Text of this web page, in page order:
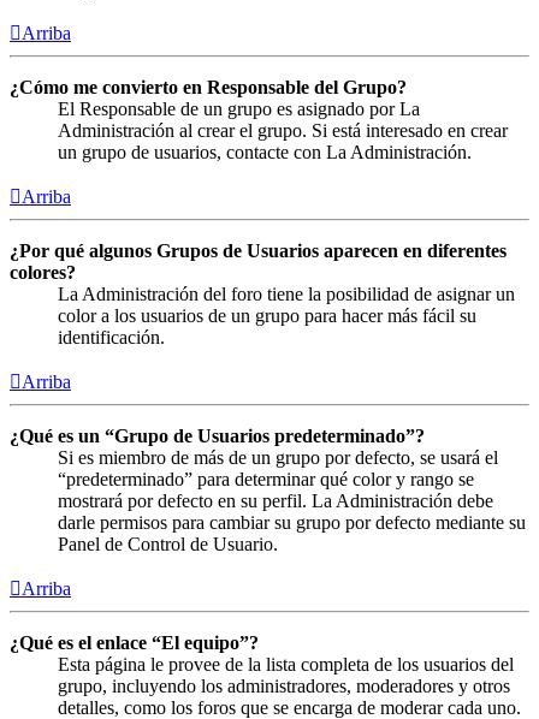
Arriba
¿Cómo me convierto en Responsable del Grupo?
El Responsable de un grupo es asignado por La
Administración al crear el grupo. Si está interesado en crear
un grupo de usuarios, contacte con La Administración.
Arriba
¿Por qué algunos Grupos de Usuarios aparecen en diferentes
colores?
La Administración del foro tiene la posibilidad de asignar un
color a los usuarios de un grupo para hacer más fácil su
identificación.
Arriba
¿Qué es un “Grupo de Usuarios predeterminado”?
Si es miembro de más de un grupo por defecto, se usará el
“predeterminado” para determinar qué color y rango se
mostrará por defecto en su perfil. La Administración debe
darle permisos para cambiar su grupo por defecto mediante su
Panel de Control de Usuario.
Arriba
¿Qué es el enlace “El equipo”?
Esta página le provee de la lista completa de los usuarios del
grupo, incluyendo los administradores, moderadores y otros
detalles, como los foros que se encarga de moderar cada uno.